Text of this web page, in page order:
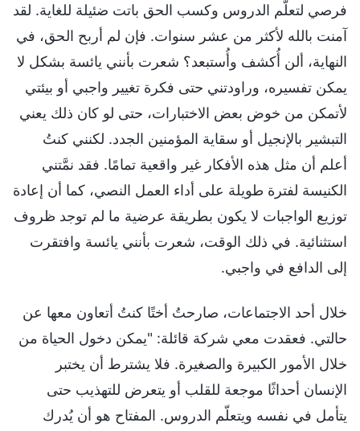
فرصي لتعلُّم الدروس وكسب الحق باتت ضئيلة للغاية. لقد
آمنت بالله لأكثر من عشر سنوات. فإن لم أربح الحق، في
النهاية، ألن أُكشف وأُستبعد؟ شعرت بأنني يائسة بشكل لا
يمكن تفسيره، وراودتني حتى فكرة تغيير واجبي أو بيئتي
لأتمكن من خوض بعض الاختبارات، حتى لو كان ذلك يعني
التبشير بالإنجيل أو سقاية المؤمنين الجدد. لكنني كنتُ
أعلم أن مثل هذه الأفكار غير واقعية تمامًا. فقد نمَّتني
الكنيسة لفترة طويلة على أداء العمل النصي، كما أن إعادة
توزيع الواجبات لا يكون بطريقة عرضية ما لم توجد ظروف
استثنائية. في ذلك الوقت، شعرت بأنني يائسة وافتقرت
إلى الدافع في واجبي.
خلال أحد الاجتماعات، صارحتُ أختًا كنتُ أتعاون معها عن
حالتي. فعقدت معي شركة قائلة: "يمكن دخول الحياة من
خلال الأمور الكبيرة والصغيرة. فلا يشترط أن يختبر
الإنسان أحداثًا موجعة للقلب أو يتعرض للتهذيب حتى
يتأمل في نفسه ويتعلّم الدروس. المفتاح هو أن يُدرك